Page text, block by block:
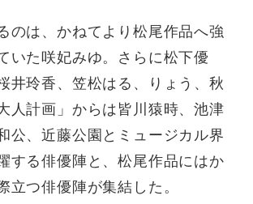
のは、かねてより松尾作品へ強
いた咲妃みゆ。さらに松下優
井玲香、笠松はる、りょう、秋
人計画」からは皆川猿時、池津
公、近藤公園とミュージカル界
する俳優陣と、松尾作品にはか
立つ俳優陣が集結した。